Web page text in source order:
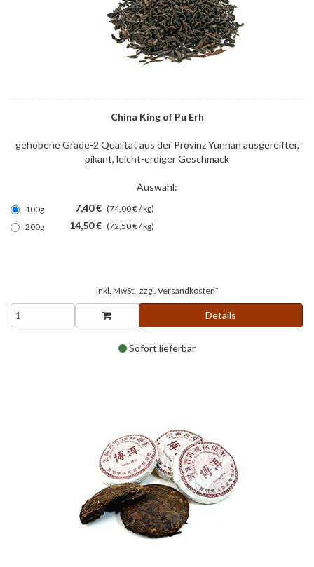
China King of Pu Erh
gehobene Grade-2 Qualität aus der Provinz Yunnan ausgereifter,
pikant, leicht-erdiger Geschmack
Auswahl:
100g 7,40 € (74,00 € / kg)
200g
14,50 € (72,50 € / kg)
inkl. MwSt., zzgl. Versandkosten*
Details
Sofort lieferbar